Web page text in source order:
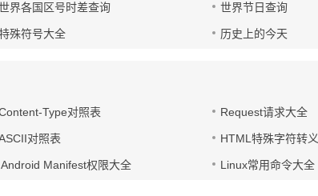
界各国区号时差查询 世界节日查询
殊符号大全 历史上的今天
Type对照表 Request请求大全
对照表 HTML特殊字符转义
Android Manifest权限大全 Linux常用命令大全